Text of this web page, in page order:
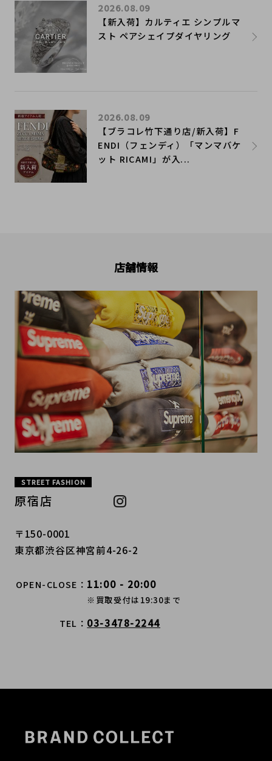
【新入荷】カルティエ シンプルマ
スト ペアシェイプダイヤリング
2026.08.09
【ブラコレ竹下通り店/新入荷】F
ENDI（フェンディ）「マンマバケ
ット RICAMI」が入...
2026.08.09
店舗情報
STREET FASHION
原宿店
〒150-0001
東京都渋谷区神宮前4-26-2
OPEN-CLOSE 11:00 - 20:00
※買取受付は19:30まで
TEL 03-3478-2244